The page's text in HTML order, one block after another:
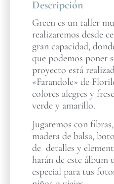
Descripción
Green es un taller
realizaremos desde
gran capacidad,
que podemos poner
proyecto está
«Farandole» de
colores alegres y
verde y amarillo.
Jugaremos con
madera de balsa,
de detalles y
harán de este álbum
especial para tus